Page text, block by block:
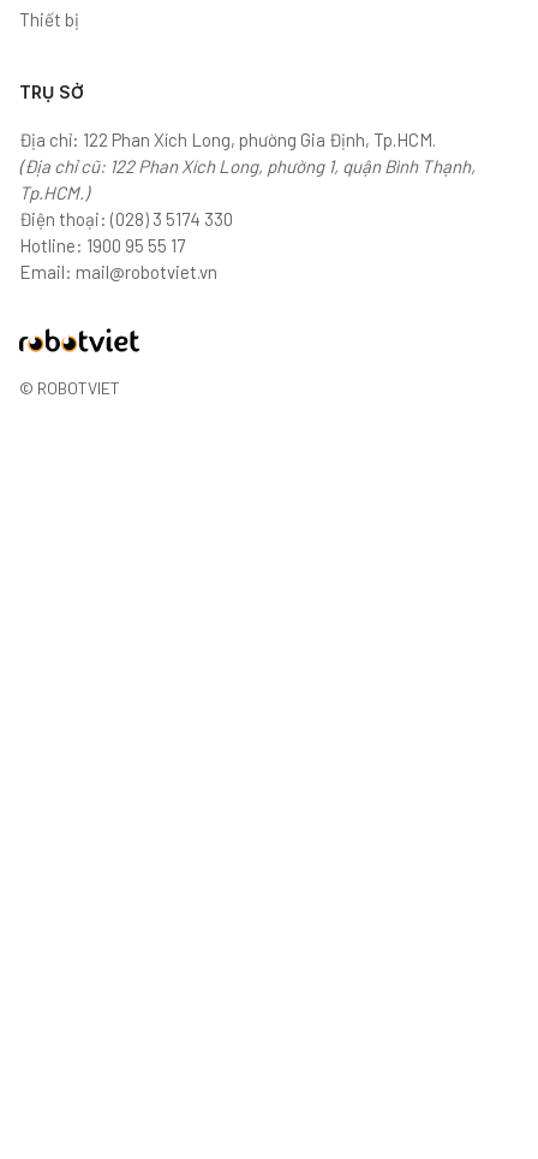
Thiết bị
TRỤ SỞ
Địa chỉ: 122 Phan Xích Long, phường Gia Định, Tp.HCM.
(Địa chỉ cũ: 122 Phan Xích Long, phường 1, quận Bình Thạnh,
Tp.HCM.)
Điện thoại: (028) 3 5174 330
Hotline: 1900 95 55 17
Email: mail@robotviet.vn
© ROBOTVIET